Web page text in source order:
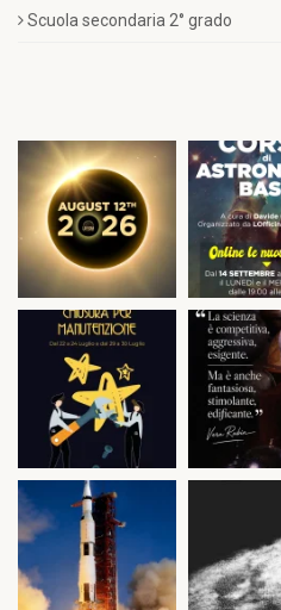
Scuola secondaria 2° grado